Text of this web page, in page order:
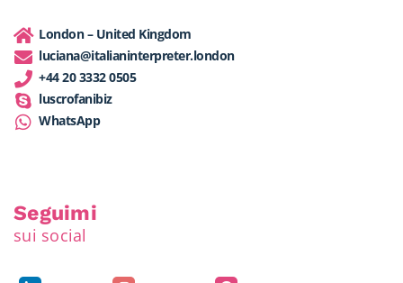
London – United Kingdom
luciana@italianinterpreter.london
+44 20 3332 0505
luscrofanibiz
WhatsApp
Seguimi
sui social